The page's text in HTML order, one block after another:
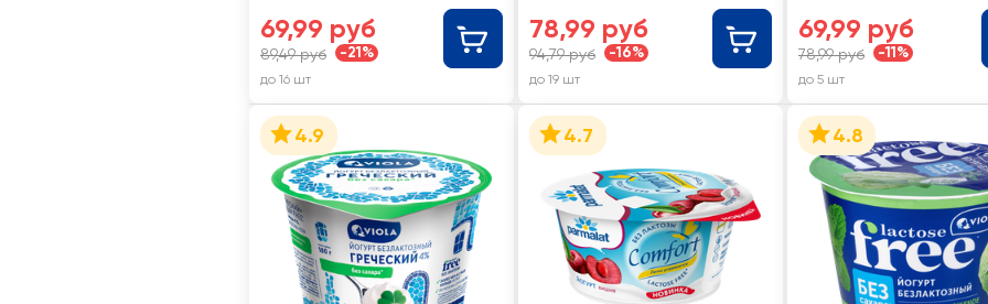
69,99 руб
89,49 руб -21%
до 16 шт
78,99 руб
94,79 руб -16%
до 19 шт
69,99 руб
78,99 руб -11%
до 5 шт
4.9 4.7 4.8